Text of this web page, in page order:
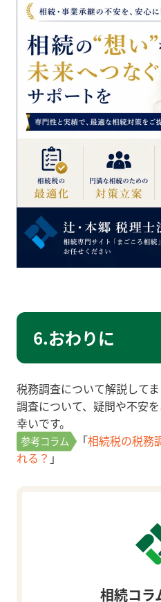
6.おわりに
税務調査について解説して
調査について、疑問や不安
幸いです。
参考コラム 「相続税の税務
れる？ 」
相続コラ